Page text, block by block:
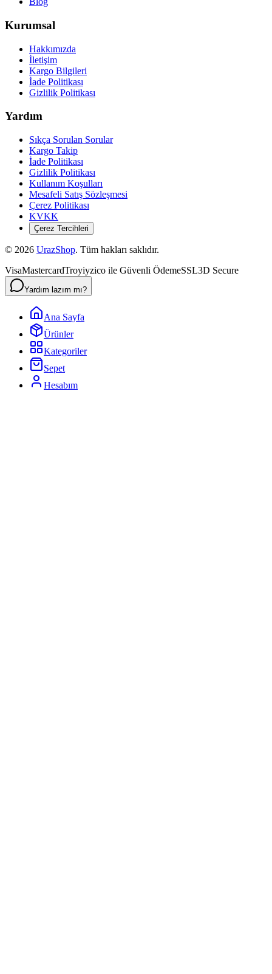
Kurumsal
Hakkımızda
İletişim
Kargo Bilgileri
İade Politikası
Gizlilik Politikası
Yardım
Sıkça Sorulan Sorular
Kargo Takip
İade Politikası
Gizlilik Politikası
Kullanım Koşulları
Mesafeli Satış Sözleşmesi
Çerez Politikası
KVKK
Çerez Tercihleri
© 2026 UrazShop. Tüm hakları saklıdır.
VisaMastercardTroyiyzico ile Güvenli ÖdemeSSL3D Secure
Yardım lazım mı?
Ana Sayfa
Ürünler
Kategoriler
Sepet
Hesabım